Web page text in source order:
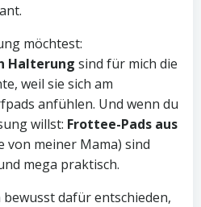
möchtest:
Halterung sind für mich die
weil sie sich am
anfühlen. Und wenn du
willst: Frottee-Pads aus
von meiner Mama) sind
mega praktisch.
bewusst dafür entschieden,